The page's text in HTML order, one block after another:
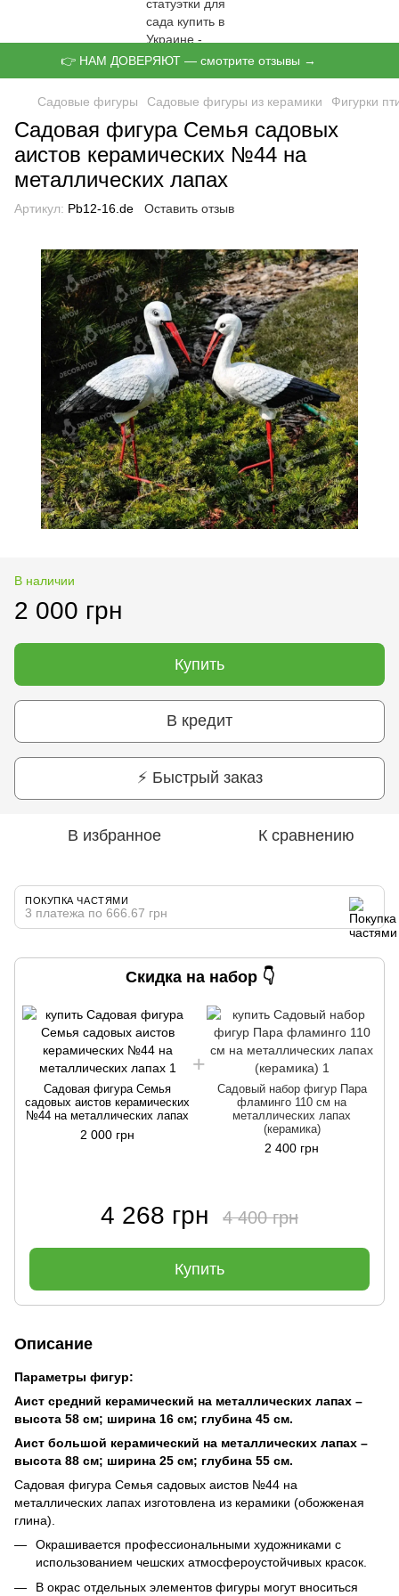
👉 НАМ ДОВЕРЯЮТ — смотрите отзывы →
Садовые фигуры Садовые фигуры из керамики Фигурки
Садовая фигура Семья садовых
аистов керамических №44 на
металлических лапах
Артикул: Pb12-16.de Оставить отзыв
В наличии
2 000 грн
Купить
В кредит
⚡ Быстрый заказ
В избранное К сравнению
ПОКУПКА ЧАСТЯМИ
3 платежа по 666.67 грн
Скидка на набор 👇
Садовая фигура Семья
садовых аистов керамических
№44 на металлических лапах
2 000 грн
Садовый набор фигур Пара
фламинго 110 см на
металлических лапах
(керамика)
2 400 грн
4 268 грн 4 400 грн
Купить
Описание
Параметры фигур:
Аист средний керамический на металлических лапах –
высота 58 см; ширина 16 см; глубина 45 см.
Аист большой керамический на металлических лапах –
высота 88 см; ширина 25 см; глубина 55 см.
Садовая фигура Семья садовых аистов №44 на
металлических лапах изготовлена из керамики (обожженая
глина).
Окрашивается профессиональными художниками с
использованием чешских атмосфероустойчивых красок.
В окрас отдельных элементов фигуры могут вноситься